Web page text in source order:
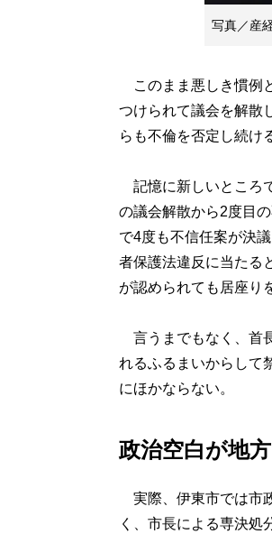
写真／産
このまま悪しき慣例
つけられて議会を解散
らも不倫を否定し続け
記憶に新しいところ
の議会解散から2度目
で4度も不信任案が決
者保護法違反に当たる
が認められても居座り
言うまでもなく、首
れるふるまいからして
にほかならない。
政治空白が地
実際、伊東市では市
く、市長による専決処